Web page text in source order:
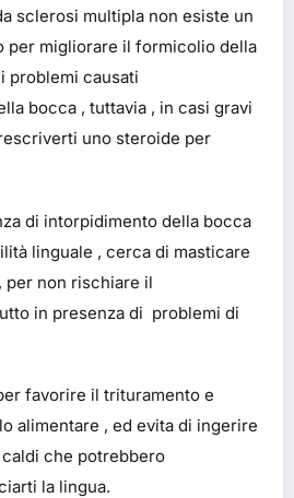
sclerosi multipla non esiste un
per migliorare il formicolio della
problemi causati
bocca , tuttavia , in casi gravi
uno steroide per
di intorpidimento della bocca
linguale , cerca di masticare
per non rischiare il
in presenza di problemi di
favorire il trituramento e
alimentare , ed evita di ingerire
che potrebbero
la lingua.